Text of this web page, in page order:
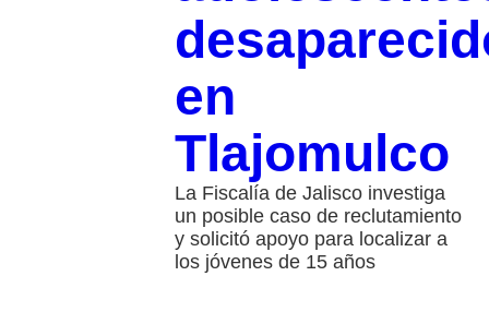
en
Tlajomulco
La Fiscalía de Jalisco investiga
un posible caso de reclutamiento
y solicitó apoyo para localizar a
los jóvenes de 15 años